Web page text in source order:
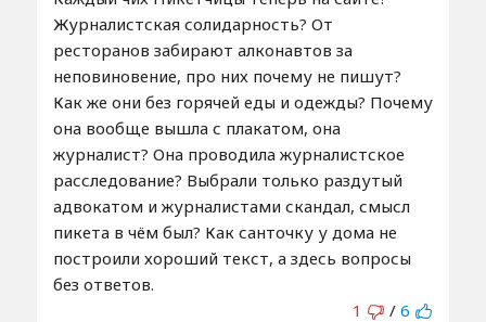
Журналистская солидарность? От
ресторанов забирают алконавтов за
неповиновение, про них почему не пишут?
Как же они без горячей еды и одежды? Почему
она вообще вышла с плакатом, она
журналист? Она проводила журналистское
расследование? Выбрали только раздутый
адвокатом и журналистами скандал, смысл
пикета в чём был? Как санточку у дома не
построили хороший текст, а здесь вопросы
без ответов.
1
/ 6